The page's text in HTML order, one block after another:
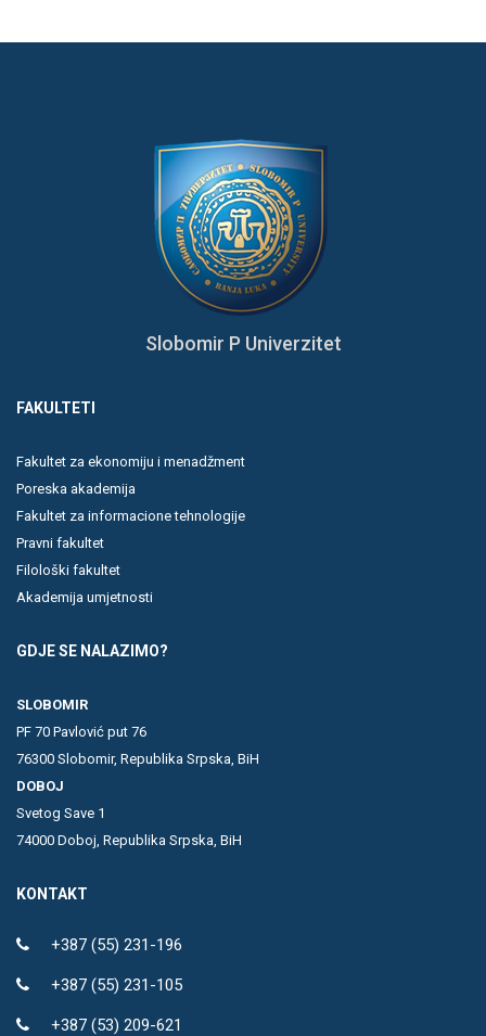
Slobomir P Univerzitet
FAKULTETI
Fakultet za ekonomiju i menadžment
Poreska akademija
Fakultet za informacione tehnologije
Pravni fakultet
Filološki fakultet
Akademija umjetnosti
GDJE SE NALAZIMO?
SLOBOMIR
PF 70 Pavlović put 76
76300 Slobomir, Republika Srpska, BiH
DOBOJ
Svetog Save 1
74000 Doboj, Republika Srpska, BiH
KONTAKT
+387 (55) 231-196
+387 (55) 231-105
+387 (53) 209-621